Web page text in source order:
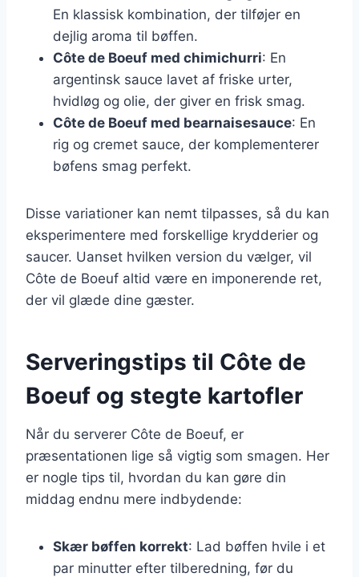
En klassisk kombination, der tilføjer en
dejlig aroma til bøffen.
Côte de Boeuf med chimichurri: En
argentinsk sauce lavet af friske urter,
hvidløg og olie, der giver en frisk smag.
Côte de Boeuf med bearnaisesauce: En
rig og cremet sauce, der komplementerer
bøfens smag perfekt.
Disse variationer kan nemt tilpasses, så du kan
eksperimentere med forskellige krydderier og
saucer. Uanset hvilken version du vælger, vil
Côte de Boeuf altid være en imponerende ret,
der vil glæde dine gæster.
Serveringstips til Côte de
Boeuf og stegte kartofler
Når du serverer Côte de Boeuf, er
præsentationen lige så vigtig som smagen. Her
er nogle tips til, hvordan du kan gøre din
middag endnu mere indbydende:
Skær bøffen korrekt: Lad bøffen hvile i et
par minutter efter tilberedning, før du